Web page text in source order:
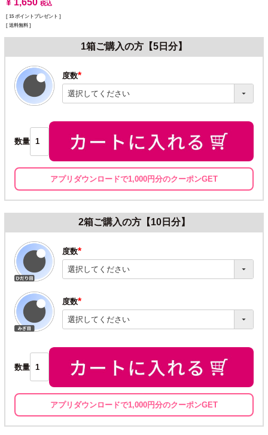
税込
[ 15 ポイントプレゼント ]
送料無料
1箱ご購入の方【5日分】
度数
(必
須)
数量
アプリダウンロードで1,000円分のクーポンGET
2箱ご購入の方【10日分】
度数
(必
須)
度数
(必
須)
数量
アプリダウンロードで1,000円分のクーポンGET